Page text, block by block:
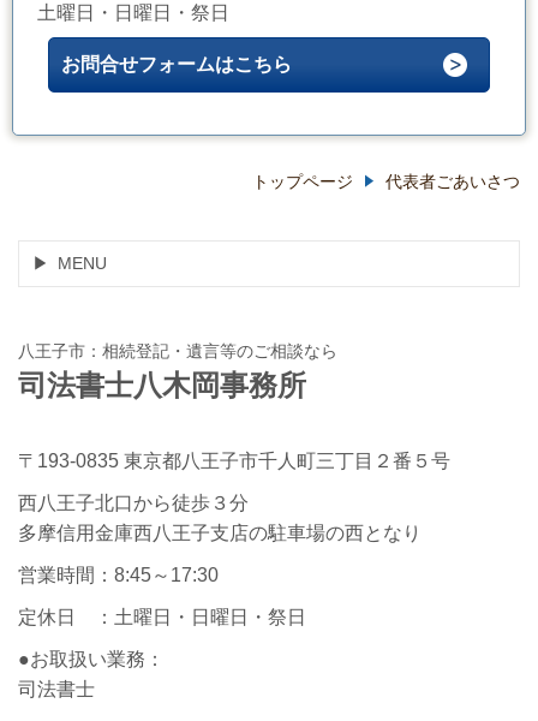
土曜日・日曜日・祭日
お問合せフォームはこちら
トップページ 代表者ごあいさつ
MENU
八王子市：相続登記・遺言等のご相談なら
司法書士八木岡事務所
〒193-0835 東京都八王子市千人町三丁目２番５号
西八王子北口から徒歩３分
多摩信用金庫西八王子支店の駐車場の西となり
営業時間：8:45～17:30
定休日 ：土曜日・日曜日・祭日
●お取扱い業務：
司法書士